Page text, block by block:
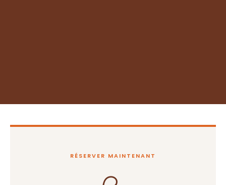
RÉSERVER MAINTENANT